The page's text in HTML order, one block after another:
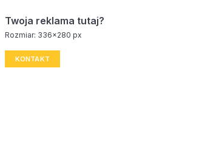
Twoja reklama tutaj?
Rozmiar: 336x280 px
KONTAKT